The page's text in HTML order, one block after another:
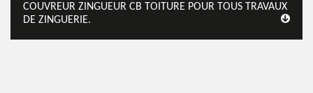
COUVREUR ZINGUEUR CB TOITURE POUR TOUS TRAVAUX
DE ZINGUERIE.